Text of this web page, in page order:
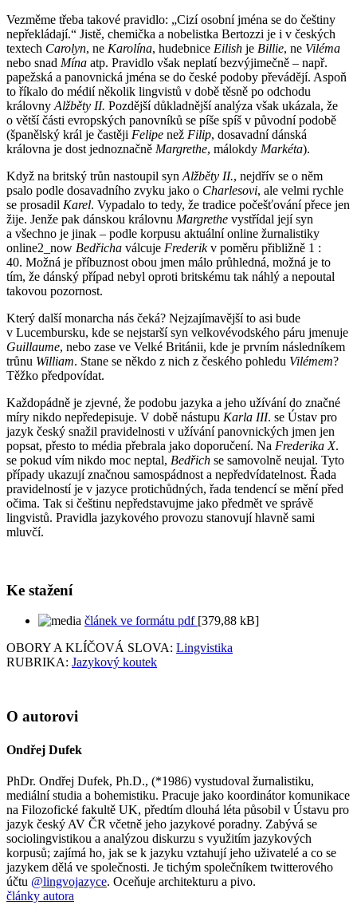
Vezměme třeba takové pravidlo: „Cizí osobní jména se do češtiny
nepřekládají.“ Jistě, chemička a nobelistka Bertozzi je i v českých
textech Carolyn, ne Karolína, hudebnice Eilish je Billie, ne Viléma
nebo snad Mína atp. Pravidlo však neplatí bezvýjimečně – např.
papežská a panovnická jména se do české podoby převádějí. Aspoň
to říkalo do médií několik lingvistů v době těsně po odchodu
královny Alžběty II. Pozdější důkladnější analýza však ukázala, že
o větší části evropských panovníků se píše spíš v původní podobě
(španělský král je častěji Felipe než Filip, dosavadní dánská
královna je dost jednoznačně Margrethe, málokdy Markéta).
Když na britský trůn nastoupil syn Alžběty II., nejdřív se o něm
psalo podle dosavadního zvyku jako o Charlesovi, ale velmi rychle
se prosadil Karel. Vypadalo to tedy, že tradice počešťování přece jen
žije. Jenže pak dánskou královnu Margrethe vystřídal její syn
a všechno je jinak – podle korpusu aktuální online žurnalistiky
online2_now Bedřicha válcuje Frederikv poměru přibližně 1 :
40. Možná je příbuznost obou jmen málo průhledná, možná je to
tím, že dánský případ nebyl oproti britskému tak náhlý a nepoutal
takovou pozornost.
Který další monarcha nás čeká? Nejzajímavější to asi bude
v Lucembursku, kde se nejstarší syn velkovévodského páru jmenuje
Guillaume, nebo zase ve Velké Británii, kde je prvním následníkem
trůnu William. Stane se někdo z nich z českého pohledu Vilémem?
Těžko předpovídat.
Každopádně je zjevné, že podobu jazyka a jeho užívání do značné
míry nikdo nepředepisuje. V době nástupu Karla III. se Ústav pro
jazyk český snažil pravidelnosti v užívání panovnických jmen jen
popsat, přesto to média přebrala jako doporučení. Na Frederika X.
se pokud vím nikdo moc neptal, Bedřich se samovolně neujal. Tyto
případy ukazují značnou samospádnost a nepředvídatelnost. Řada
pravidelností je v jazyce protichůdných, řada tendencí se mění před
očima. Tak si češtinu nepředstavujme jako předmět ve správě
lingvistů. Pravidla jazykového provozu stanovují hlavně sami
mluvčí.
Ke stažení
článek ve formátu pdf [379,88 kB]
OBORY A KLÍČOVÁ SLOVA: Lingvistika
RUBRIKA: Jazykový koutek
O autorovi
Ondřej Dufek
PhDr. Ondřej Dufek, Ph.D., (*1986) vystudoval žurnalistiku,
mediální studia a bohemistiku. Pracuje jako koordinátor komunikace
na Filozofické fakultě UK, předtím dlouhá léta působil v Ústavu pro
jazyk český AV ČR včetně jeho jazykové poradny. Zabývá se
sociolingvistikou a analýzou diskurzu s využitím jazykových
korpusů; zajímá ho, jak se k jazyku vztahují jeho uživatelé a co se
jazykem dělá ve společnosti. Je tichým společníkem twitterového
účtu @lingvojazyce. Oceňuje architekturu a pivo.
články autora